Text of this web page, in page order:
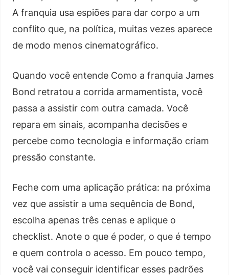
A franquia usa espiões para dar corpo a um
conflito que, na política, muitas vezes aparece
de modo menos cinematográfico.
Quando você entende Como a franquia James
Bond retratou a corrida armamentista, você
passa a assistir com outra camada. Você
repara em sinais, acompanha decisões e
percebe como tecnologia e informação criam
pressão constante.
Feche com uma aplicação prática: na próxima
vez que assistir a uma sequência de Bond,
escolha apenas três cenas e aplique o
checklist. Anote o que é poder, o que é tempo
e quem controla o acesso. Em pouco tempo,
você vai conseguir identificar esses padrões